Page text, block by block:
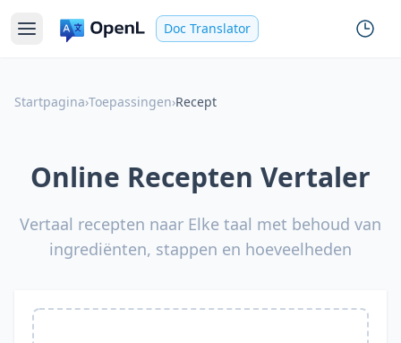
Doc Translator
Startpagina›Toepassingen›Recept
Online Recepten Vertaler
Vertaal recepten naar Elke taal met behoud van
ingrediënten, stappen en hoeveelheden